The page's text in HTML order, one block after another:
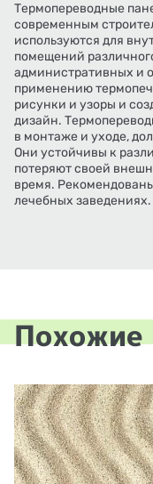
Термопереводные
современным
используются для
помещений
административных и
применению
рисунки и узоры и
дизайн.
в монтаже и уходе,
Они устойчивы к
потеряют своей
время.
лечебных заведениях.
Похожие